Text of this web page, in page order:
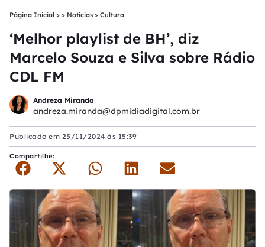
Página Inicial > Notícias > Cultura
‘Melhor playlist de BH’, diz
Marcelo Souza e Silva sobre Rádio
CDL FM
Andreza Miranda
andreza.miranda@dpmidiadigital.com.br
Publicado em 25/11/2024 às 15:39
Compartilhe: